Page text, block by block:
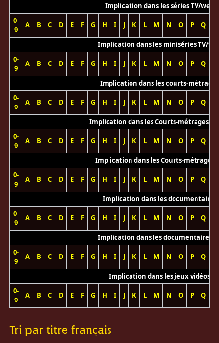
Implication dans les séries TV/web
0-
9
A B C D E F G H I J K L M N O P Q
Implication dans les miniséries TV/
0-
9
A B C D E F G H I J K L M N O P Q
Implication dans les courts-métrages
0-
9
A B C D E F G H I J K L M N O P Q
Implication dans les Courts-métrages
0-
9
A B C D E F G H I J K L M N O P Q
Implication dans les Courts-métrages
0-
9
A B C D E F G H I J K L M N O P Q
Implication dans les documentaires
0-
9
A B C D E F G H I J K L M N O P Q
Implication dans les documentaires
0-
9
A B C D E F G H I J K L M N O P Q
Implication dans les jeux vidéos
0-
9
A B C D E F G H I J K L M N O P Q
Tri par titre français